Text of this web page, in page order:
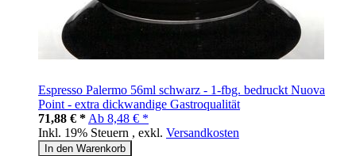
Espresso Palermo 56ml schwarz - 1-fbg. bedruckt Nuova
Point - extra dickwandige Gastroqualität
71,88 € * Ab 8,48 € *
Inkl. 19% Steuern , exkl. Versandkosten
In den Warenkorb